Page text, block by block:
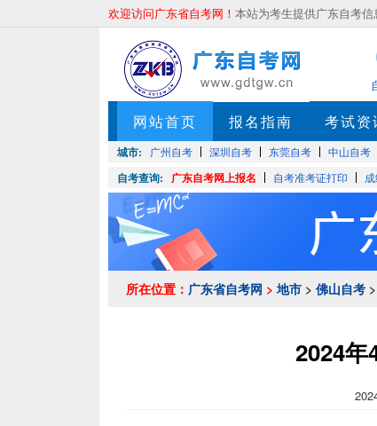
欢迎访问广东省自考网！ 本站为考生提供广东自考
网站首页 报名指南 考试资
城市: 广州自考 深圳自考 东莞自考 中山自考
自考查询: 广东自考网上报名 自考准考证打印
所在位置： 广东省自考网 > 地市 > 佛山自考
2024年